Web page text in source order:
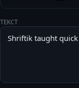
ТЕКСТ